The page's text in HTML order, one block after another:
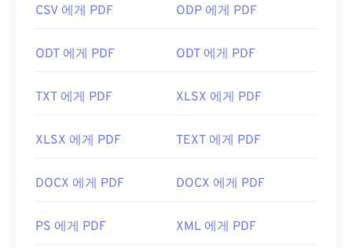
개발자: ISO
유용한 링크:
https://en.wikipedia.org/wiki/휴대용_문서_포맷
adobe/about-adobe-pdf.html
CSV 에게 PDF ODP 에게 PDF
ODT 에게 PDF ODT 에게 PDF
TXT 에게 PDF XLSX 에게 PDF
XLSX 에게 PDF TEXT 에게 PDF
DOCX 에게 PDF DOCX 에게 PDF
PS 에게 PDF XML 에게 PDF